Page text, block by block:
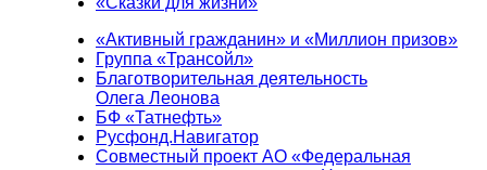
«Активный гражданин» и «Миллион призов»
Группа «Трансойл»
Благотворительная деятельность
Олега Леонова
БФ «Татнефть»
Русфонд.Навигатор
Совместный проект АО «Федеральная